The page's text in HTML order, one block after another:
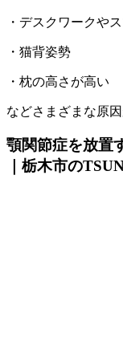
・デスクワークや
・猫背姿勢
・枕の高さが高い
などさまざまな原
顎関節症を放置
｜栃木市の